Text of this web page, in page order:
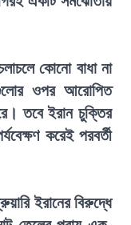
কোনো বাধা না
ওপর আরোপিত
তবে ইরান চুক্তির
করেই পরবর্তী
ইরানের বিরুদ্ধে